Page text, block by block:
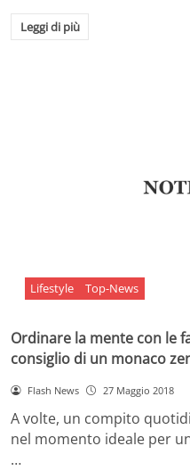
Leggi di più
Lifestyle Top-News
Ordinare la mente con le
consiglio di un monaco
Flash News 27 Maggio 2018
A volte, un compito
nel momento ideale per
…